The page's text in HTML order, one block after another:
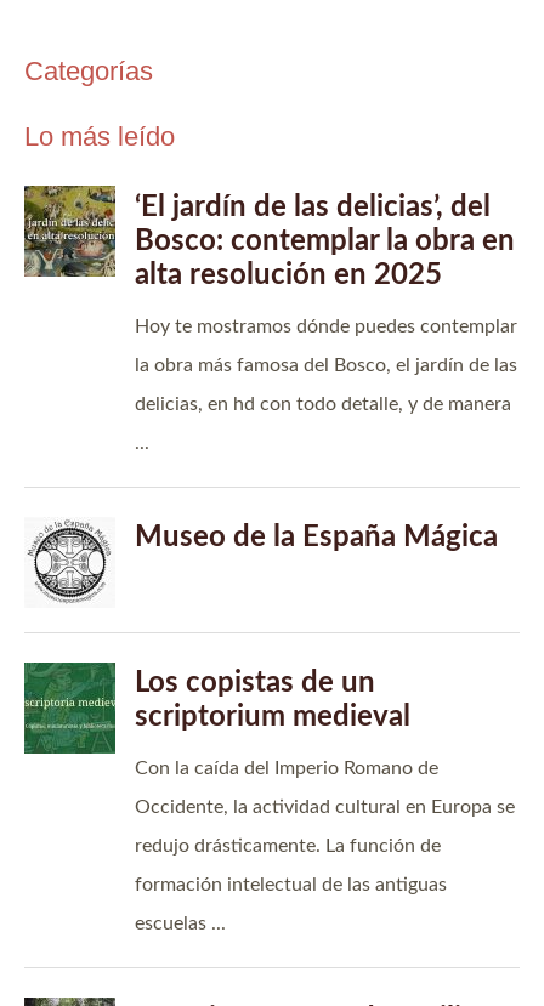
Categorías
Lo más leído